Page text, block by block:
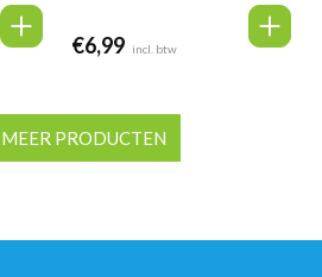
€6,99 incl. btw
PRODUCTEN